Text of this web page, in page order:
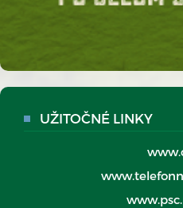
UŽITOČNÉ LINKY